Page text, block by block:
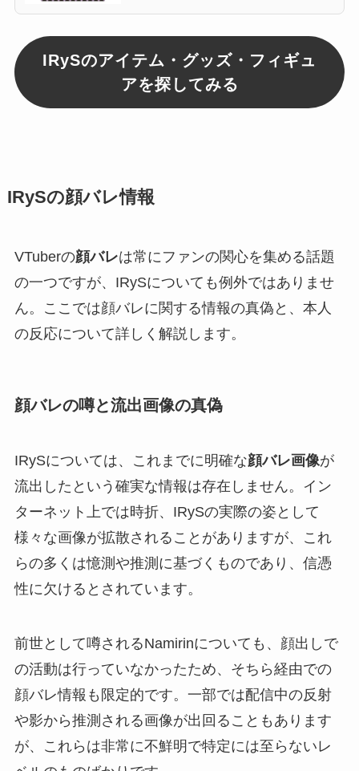
IRySのアイテム・グッズ・フィギュ
アを探してみる
IRySの顔バレ情報
VTuberの顔バレは常にファンの関心を集める話題
の一つですが、IRySについても例外ではありませ
ん。ここでは顔バレに関する情報の真偽と、本人
の反応について詳しく解説します。
顔バレの噂と流出画像の真偽
IRySについては、これまでに明確な顔バレ画像が
流出したという確実な情報は存在しません。イン
ターネット上では時折、IRySの実際の姿として
様々な画像が拡散されることがありますが、これ
らの多くは憶測や推測に基づくものであり、信憑
性に欠けるとされています。
前世として噂されるNamirinについても、顔出しで
の活動は行っていなかったため、そちら経由での
顔バレ情報も限定的です。一部では配信中の反射
や影から推測される画像が出回ることもあります
が、これらは非常に不鮮明で特定には至らないレ